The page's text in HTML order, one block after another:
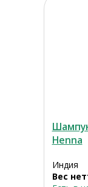
Henna
Индия
Вес